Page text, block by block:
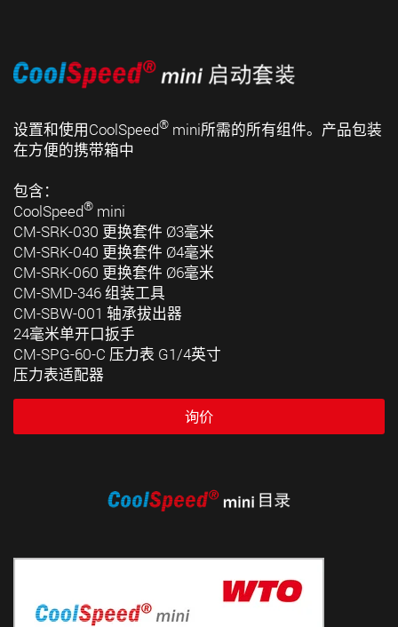
设置和使用CoolSpeed® mini所需的所有组件。产品包装
在方便的携带箱中
包含：
CoolSpeed® mini
CM-SRK-030 更换套件 Ø3毫米
CM-SRK-040 更换套件 Ø4毫米
CM-SRK-060 更换套件 Ø6毫米
CM-SMD-346 组装工具
CM-SBW-001 轴承拔出器
24毫米单开口扳手
CM-SPG-60-C 压力表 G1/4英寸
压力表适配器
询价